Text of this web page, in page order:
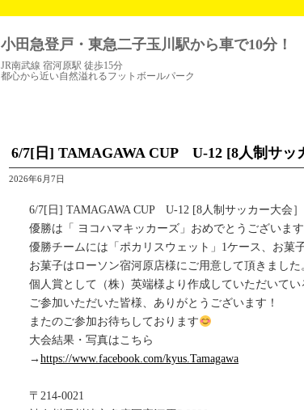
小田急登戸・東急二子玉川駅から車で10分！
JR南武線 宿河原駅 徒歩15分
都心から近い自然溢れるフットボールパーク
6/7[日] TAMAGAWA CUP U-12 [8人制サッ
2026年6月7日
6/7[日] TAMAGAWA CUP U-12 [8人制サッカー大会
優勝は「 ヨコハマキッカーズ」おめでとうございます
優勝チームには「ポカリスウェット」1ケース、お菓
お菓子はローソン宿河原店様にご用意して頂きました
個人賞として（株）英端様より作成していただいてい
ご参加いただいた皆様、ありがとうございます！
またのご参加お待ちしております
大会結果・写真はこちら
→ https://www.facebook.com/kyus.Tamagawa
〒214-0021